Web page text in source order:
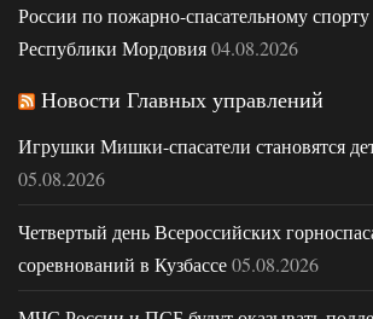
России по пожарно-спасательному
Республики Мордовия04.08.2026
Новости Главных управлений
Игрушки Мишки-спасатели становятся
05.08.2026
Четвертый день Всероссийских
соревнований в Кузбассе05.08.2026